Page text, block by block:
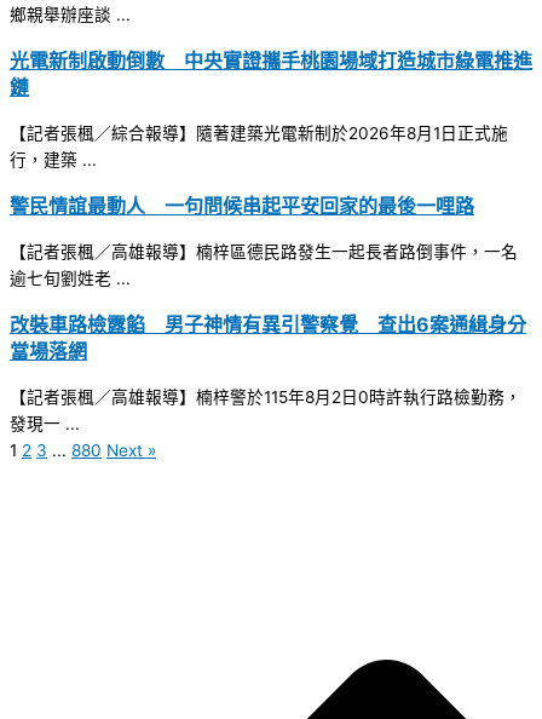
鄉親舉辦座談 ...
光電新制啟動倒數 中央實證攜手桃園場域打造城市綠電推進
鏈
【記者張楓／綜合報導】隨著建築光電新制於2026年8月1日正式施
行，建築 ...
警民情誼最動人 一句問候串起平安回家的最後一哩路
【記者張楓／高雄報導】楠梓區德民路發生一起長者路倒事件，一名
逾七旬劉姓老 ...
改裝車路檢露餡 男子神情有異引警察覺 查出6案通緝身分
當場落網
【記者張楓／高雄報導】楠梓警於115年8月2日0時許執行路檢勤務，
發現一 ...
1 2 3 ... 880 Next »